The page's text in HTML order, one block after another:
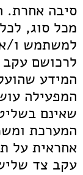
סיבה אחרת.
מכל סוג,
למשתמש ו/
לרכושם
המידע
המפעילה
שאינם
המערכת
אחראית על
עקב צד